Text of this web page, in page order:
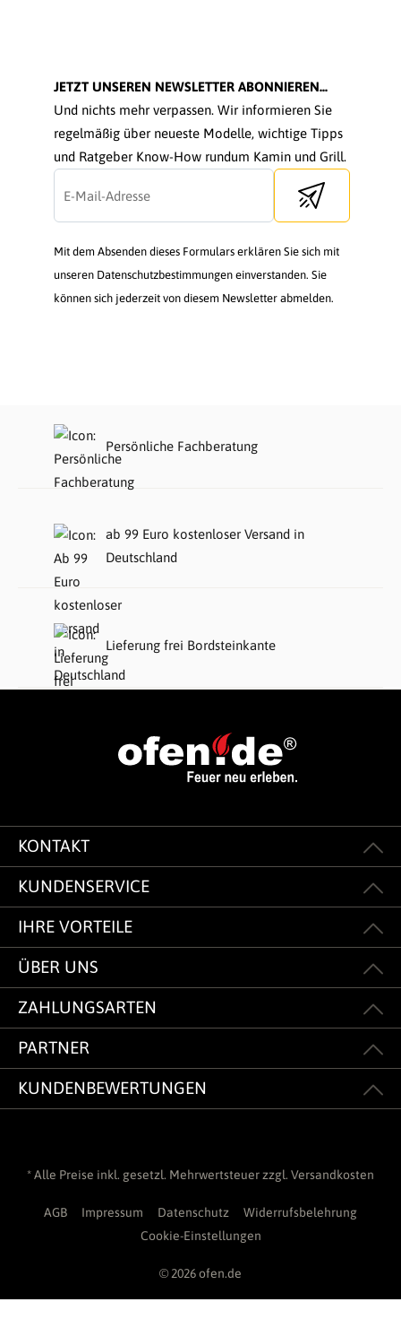
JETZT UNSEREN NEWSLETTER ABONNIEREN...
Und nichts mehr verpassen. Wir informieren Sie
regelmäßig über neueste Modelle, wichtige Tipps
und Ratgeber Know-How rundum Kamin und Grill.
Send newsletter
Mit dem Absenden dieses Formulars erklären Sie sich mit
unseren Datenschutzbestimmungen einverstanden. Sie
können sich jederzeit von diesem Newsletter abmelden.
Persönliche Fachberatung
ab 99 Euro kostenloser Versand in
Deutschland
Lieferung frei Bordsteinkante
KONTAKT
KUNDENSERVICE
IHRE VORTEILE
ÜBER UNS
ZAHLUNGSARTEN
PARTNER
KUNDENBEWERTUNGEN
* Alle Preise inkl. gesetzl. Mehrwertsteuer zzgl. Versandkosten
AGB Impressum Datenschutz
Widerrufsbelehrung
Cookie-Einstellungen
© 2026 ofen.de